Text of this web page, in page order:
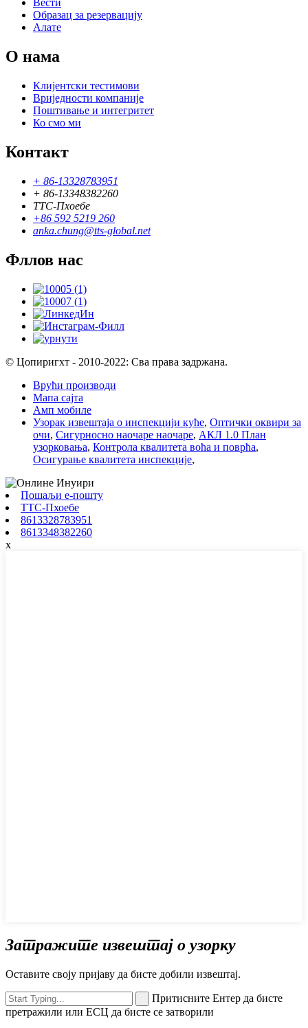
Вести
Образац за резервацију
Алате
О нама
Клијентски тестимови
Вриједности компаније
Поштивање и интегритет
Ко смо ми
Контакт
+ 86-13328783951
+ 86-13348382260
ТТС-Пхоебе
+86 592 5219 260
anka.chung@tts-global.net
Фллов нас
© Цопиригхт - 2010-2022: Сва права задржана.
Врући производи
Мапа сајта
Амп мобиле
Узорак извештаја о инспекцији куће, Оптички оквири за
очи, Сигурносно наочаре наочаре, АКЛ 1.0 План
узорковања, Контрола квалитета воћа и поврћа,
Осигурање квалитета инспекције,
Пошаљи е-пошту
ТТС-Пхоебе
8613328783951
8613348382260
x
Затражите извештај о узорку
Оставите своју пријаву да бисте добили извештај.
Притисните Ентер да бисте
претражили или ЕСЦ да бисте се затворили